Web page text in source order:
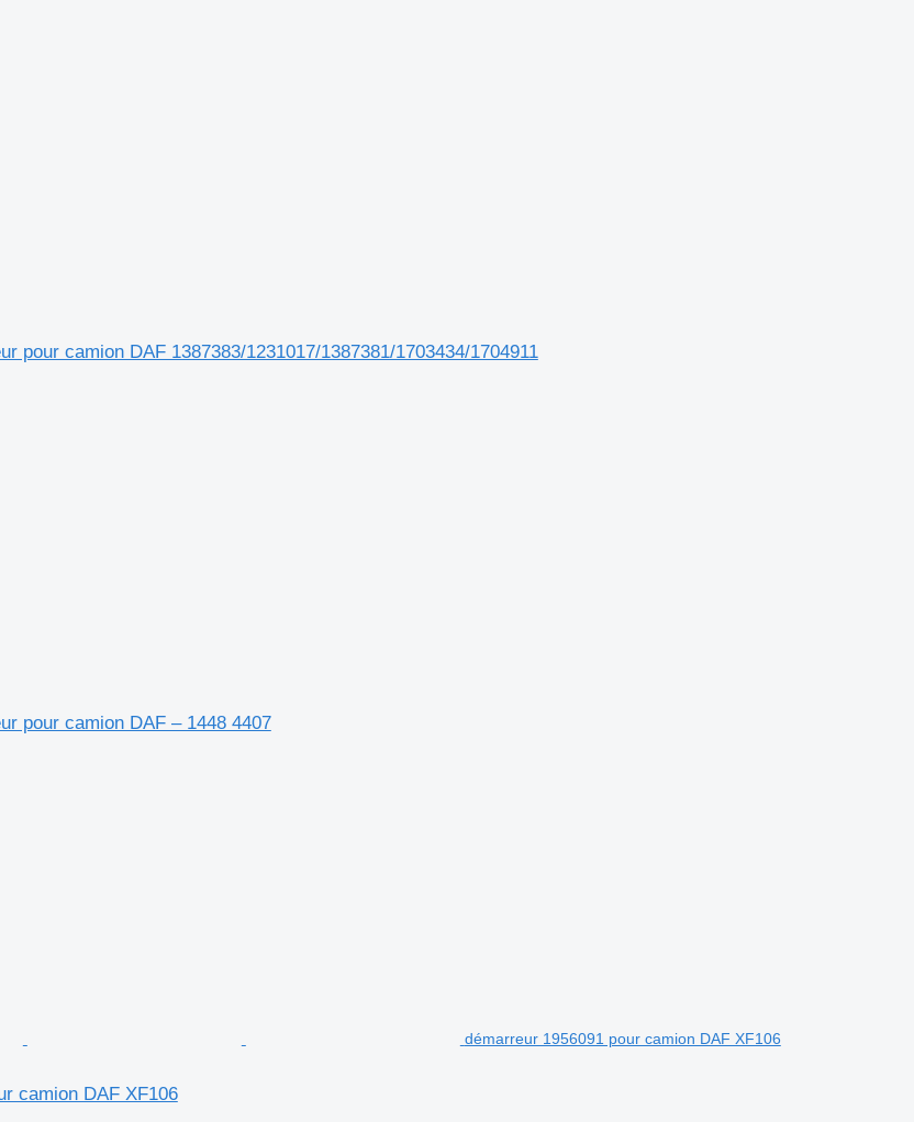
pour camion DAF 1387383/1231017/1387381/1703434/1704911
pour camion DAF – 1448 4407
démarreur 1956091 pour camion DAF XF106
camion DAF XF106